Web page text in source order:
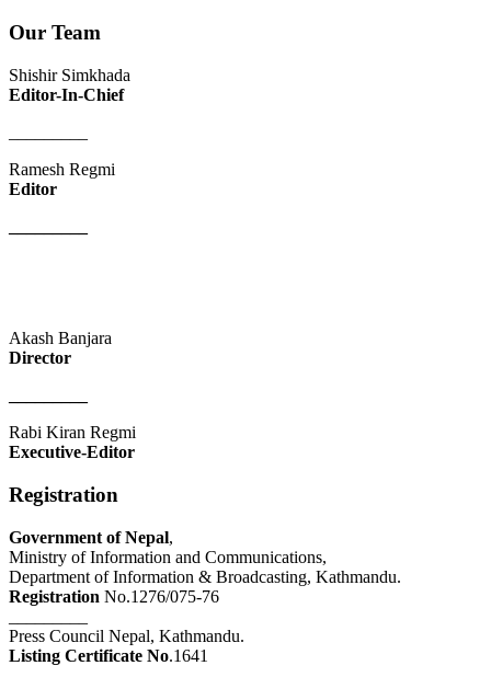
Our Team
Shishir Simkhada
Editor-In-Chief
Ramesh Regmi
Editor
Akash Banjara
Director
Rabi Kiran Regmi
Executive-Editor
Registration
Government of Nepal,
Ministry of Information and Communications,
Department of Information & Broadcasting, Kathmandu.
Registration No.1276/075-76
Press Council Nepal, Kathmandu.
Listing Certificate No.1641